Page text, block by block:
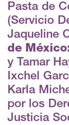
Pasta de
(Servicio
Jaqueline
de
y Tamar
Ixchel
Karla
por los
Justicia